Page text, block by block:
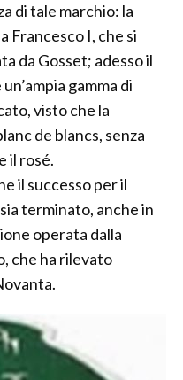
di tale marchio: la
Francesco I, che si
da Gosset; adesso il
gamma di
visto che la
de blancs, senza
il rosé.
il successo per il
terminato, anche in
operata dalla
che ha rilevato